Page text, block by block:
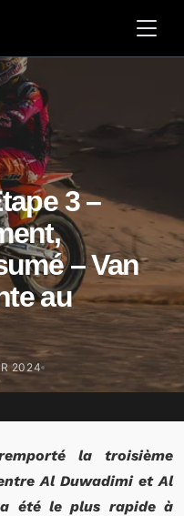
3 –
– Van
au
2024
la troisième
Al Duwadimi et Al
été le plus rapide à